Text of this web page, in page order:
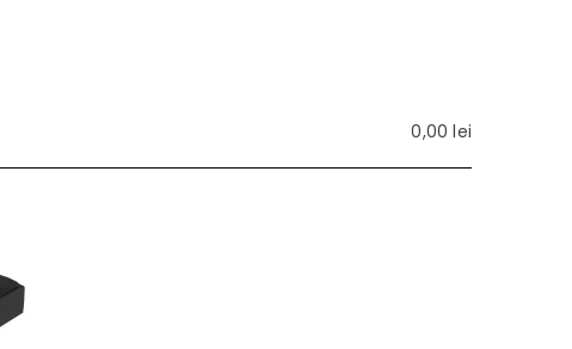
0,00lei